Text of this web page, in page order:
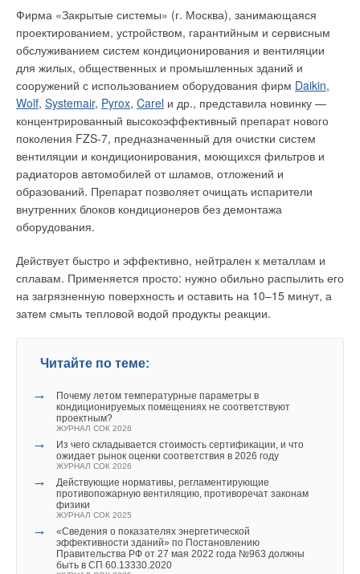
Фирма «Закрытые системы» (г. Москва), занимающаяся
проектированием, устройством, гарантийным и сервисным
обслуживанием систем кондиционирования и вентиляции
для жилых, общественных и промышленных зданий и
сооружений с использованием оборудования фирм Daikin,
Wolf, Systemair, Pyrox, Carel и др., представила новинку —
концентрированный высокоэффективный препарат нового
поколения FZS-7, предназначенный для очистки систем
вентиляции и кондиционирования, моющихся фильтров и
радиаторов автомобилей от шламов, отложений и
образований. Препарат позволяет очищать испарители
внутренних блоков кондиционеров без демонтажа
оборудования.
Действует быстро и эффективно, нейтрален к металлам и
сплавам. Применяется просто: нужно обильно распылить его
на загрязненную поверхность и оставить на 10–15 минут, а
затем смыть тепловой водой продукты реакции.
Читайте по теме:
→
Почему летом температурные параметры в
кондиционируемых помещениях не соответствуют
проектным?
ЖУРНАЛ СОК 2026
→
Из чего складывается стоимость сертификации, и что
ожидает рынок оценки соответствия в 2026 году
ЖУРНАЛ СОК 2026
→
Действующие нормативы, регламентирующие
противопожарную вентиляцию, противоречат законам
физики
ЖУРНАЛ СОК 2025
→
«Сведения о показателях энергетической
эффективности зданий» по Постановлению
Правительства РФ от 27 мая 2022 года №963 должны
быть в СП 60.13330.2020
Подогрев грунта в теплицах
Для ускорения роста и репродуцирования растений в
оранжереях и теплицах, а также для продления сезона
сбора урожая, почву можно начинать подогревать сразу же с
приходом весны. Кроме того, подогрев почвы облегчает
процесс выращивания теплолюбивых растений, которые
обычно растут только в субтропических (тропических)
Системы подогрева грунта используют в оранжереях, на
клумбах, грядках с рассадой и боксах для проращивания
семян. Для достижения оптимальной температуры почвы
обычно требуется мощность 75–100 Вт/м2. Мощность
нагревательного кабеля не должна превышать 18 Вт/м, т.к.
при слишком высокой температуре вероятен риск
пересушить корневую систему растений.
Подогрев травяных газонов
С помощью нагревательных кабелей deviflex™,
гольфа, можно прогреть почву и ускорить или продлить рост
травяного покрытия. Таким образом, поле будет готово к
использованию на один-два месяца раньше, чем обычно, а
сезон может быть продлен на 2–3 месяца осенью. Расчетная
мощность для подогрева почвы лежит в пределах от 50 до
100 Вт/м2. Значительное влияние на удельную мощность
оказывает географическое местоположение, вид почвы и
время года. На футбольных полях международного размера
(70 і 110 м) общая мощность системы составляет от 400 до
750 кВт.